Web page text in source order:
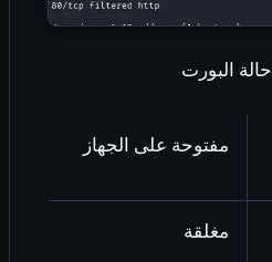
حالة البورت
مفتوحة على الجهاز
مغلقة